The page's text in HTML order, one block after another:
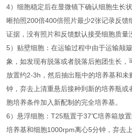
4）细胞稳定后在显微镜下确认细胞生长
晰拍照200倍400倍照片最少2张记录反馈
证据，没有照片和反馈默认接受细胞质量
5）贴壁细胞：在运输过程中由于运输颠
象，如发现有脱落或者脱落后抱团生长
放置约2-3h，然后抽出瓶中的培养基和
钟，弃去上清重悬后接种到新的培养瓶或
胞培养条件加入新配制的完全培养基。
6）悬浮细胞：T25瓶置于37℃培养箱放
培养基和细胞1000rpm离心5分钟，弃去